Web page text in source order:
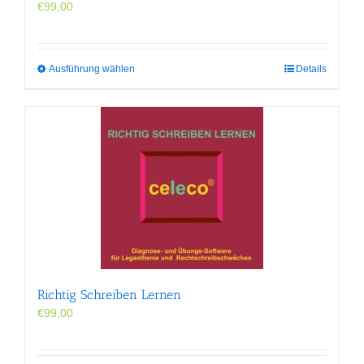
€99,00
Ausführung wählen
Varianten
auf.
Optionen
auf
Produktseite
gewählt
werden
Details
Richtig Schreiben Lernen
€99,00